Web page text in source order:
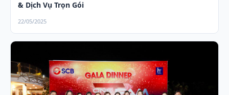
& Dịch Vụ Trọn Gói
22/05/2025